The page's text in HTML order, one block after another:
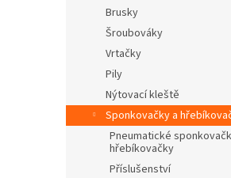
Brusky
Šroubováky
Vrtačky
Pily
Nýtovací kleště
Sponkovačky a
Pneumatické
hřebíkovačky
Příslušenství